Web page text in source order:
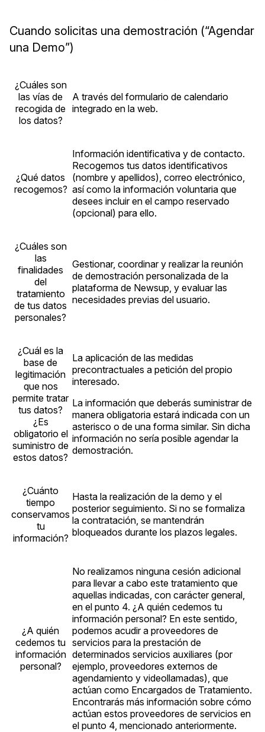
Cuando solicitas una demostración (“Agendar
una Demo”)
¿Cuáles son
las vías de
recogida de
los datos?
A través del formulario de calendario
integrado en la web.
¿Qué datos
recogemos?
Información identificativa y de contacto.
Recogemos tus datos identificativos
(nombre y apellidos), correo electrónico,
así como la información voluntaria que
desees incluir en el campo reservado
(opcional) para ello.
¿Cuáles son
las
finalidades
del
tratamiento
de tus datos
personales?
Gestionar, coordinar y realizar la reunión
de demostración personalizada de la
plataforma de Newsup, y evaluar las
necesidades previas del usuario.
¿Cuál es la
base de
legitimación
que nos
permite tratar
tus datos?
¿Es
obligatorio el
suministro de
estos datos?
La aplicación de las medidas
precontractuales a petición del propio
interesado.
La información que deberás suministrar de
manera obligatoria estará indicada con un
asterisco o de una forma similar. Sin dicha
información no sería posible agendar la
demostración.
¿Cuánto
tiempo
conservamos
tu
información?
Hasta la realización de la demo y el
posterior seguimiento. Si no se formaliza
la contratación, se mantendrán
bloqueados durante los plazos legales.
¿A quién
cedemos tu
información
personal?
No realizamos ninguna cesión adicional
para llevar a cabo este tratamiento que
aquellas indicadas, con carácter general,
en el punto 4. ¿A quién cedemos tu
información personal? En este sentido,
podemos acudir a proveedores de
servicios para la prestación de
determinados servicios auxiliares (por
ejemplo, proveedores externos de
agendamiento y videollamadas), que
actúan como Encargados de Tratamiento.
Encontrarás más información sobre cómo
actúan estos proveedores de servicios en
el punto 4, mencionado anteriormente.